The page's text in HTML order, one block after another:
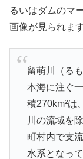
るいはダムのマ
画像が見られま
留萌川（る
本海に注ぐ
積270km²は
川の流域を
町村内で支
水系となって